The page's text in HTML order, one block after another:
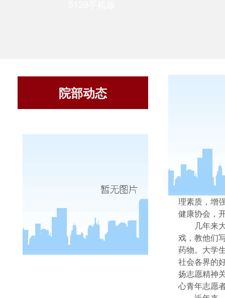
院部动态
由于
理素质，增
健康协会，
几年来
戏，教他们
药物。大学
社会各界的
扬志愿精神
心青年志愿